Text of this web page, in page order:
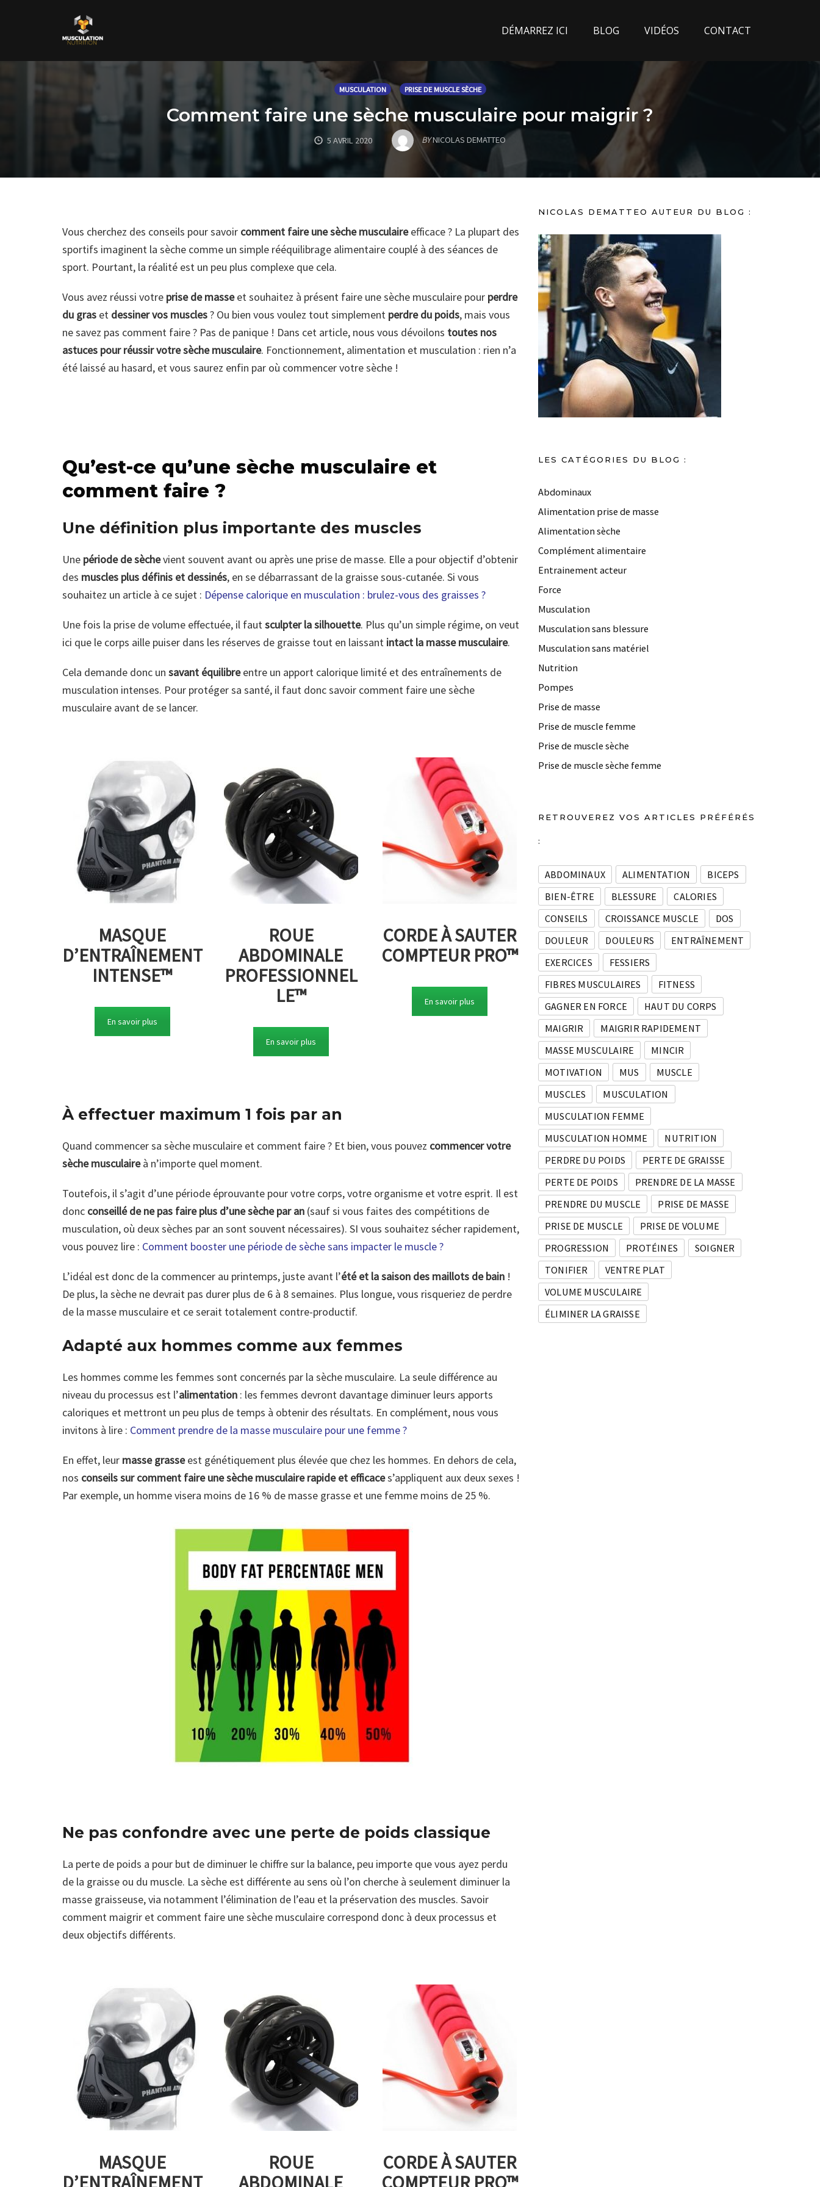
DÉMARREZ ICI BLOG VIDÉOS CONTACT
MUSCULATION PRISE DE MUSCLE SÈCHE
Comment faire une sèche musculaire pour maigrir ?
5 AVRIL 2020 BYNICOLAS DEMATTEO
Vous cherchez des conseils pour savoir comment faire une sèche musculaireefficace ? La plupart des
sportifs imaginent la sèche comme un simple rééquilibrage alimentaire couplé à des séances de
sport. Pourtant, la réalité est un peu plus complexe que cela.
Vous avez réussi votre prise de masseet souhaitez à présent faire une sèche musculaire pour perdre
du gras et dessiner vos muscles? Ou bien vous voulez tout simplement perdre du poids, mais vous
ne savez pas comment faire ? Pas de panique ! Dans cet article, nous vous dévoilons toutes nos
astuces pour réussir votre sèche musculaire. Fonctionnement, alimentation et musculation : rien n’a
été laissé au hasard, et vous saurez enfin par où commencer votre sèche !
Qu’est-ce qu’une sèche musculaire et
comment faire ?
Une définition plus importante des muscles
Une période de sèchevient souvent avant ou après une prise de masse. Elle a pour objectif d’obtenir
des muscles plus définis et dessinés, en se débarrassant de la graisse sous-cutanée. Si vous
souhaitez un article à ce sujet : Dépense calorique en musculation : brulez-vous des graisses ?
Une fois la prise de volume effectuée, il fautsculpter la silhouette. Plus qu’un simple régime, on veut
ici que le corps aille puiser dans les réserves de graisse tout en laissant intact la masse musculaire.
Cela demande donc un savant équilibreentre un apport calorique limité et des entraînements de
musculation intenses. Pour protéger sa santé, il faut donc savoir comment faire une sèche
musculaire avant de se lancer.
MASQUE
D’ENTRAÎNEMENT
INTENSE™
En savoir plus
ROUE
ABDOMINALE
PROFESSIONNEL
LE™
En savoir plus
CORDE À SAUTER
COMPTEUR PRO™
En savoir plus
À effectuer maximum 1 fois par an
Quand commencer sa sèche musculaire et comment faire ? Et bien, vous pouvez commencer votre
sèche musculaireà n’importe quel moment.
Toutefois, il s’agit d’une période éprouvante pour votre corps, votre organisme et votre esprit. Il est
donc conseillé de ne pas faire plus d’une sèche par an (sauf si vous faites des compétitions de
musculation, où deux sèches par an sont souvent nécessaires). SI vous souhaitez sécher rapidement,
vous pouvez lire : Comment booster une période de sèche sans impacter le muscle ?
L’idéal est donc de la commencer au printemps, juste avant l’été et la saison des maillots de bain !
De plus, la sèche ne devrait pas durer plus de 6 à 8 semaines. Plus longue, vous risqueriez de perdre
de la masse musculaire et ce serait totalement contre-productif.
Adapté aux hommes comme aux femmes
Les hommes comme les femmes sont concernés par la sèche musculaire. La seule différence au
niveau du processus est l’alimentation : les femmes devront davantage diminuer leurs apports
caloriques et mettront un peu plus de temps à obtenir des résultats. En complément, nous vous
invitons à lire : Comment prendre de la masse musculaire pour une femme ?
En effet, leur masse grasseest génétiquement plus élevée que chez les hommes. En dehors de cela,
nos conseils sur comment faire une sèche musculaire rapide et efficaces’appliquent aux deux sexes !
Par exemple, un homme visera moins de 16 % de masse grasse et une femme moins de 25 %.
Ne pas confondre avec une perte de poids classique
La perte de poids a pour but de diminuer le chiffre sur la balance, peu importe que vous ayez perdu
de la graisse ou du muscle. La sèche est différente au sens où l’on cherche à seulement diminuer la
masse graisseuse, via notamment l’élimination de l’eau et la préservation des muscles. Savoir
comment maigrir et comment faire une sèche musculaire correspond donc à deux processus et
deux objectifs différents.
MASQUE
D’ENTRAÎNEMENT
ROUE
ABDOMINALE
CORDE À SAUTER
COMPTEUR PRO™
NICOLAS DEMATTEO AUTEUR DU BLOG :
LES CATÉGORIES DU BLOG :
Abdominaux
Alimentation prise de masse
Alimentation sèche
Complément alimentaire
Entrainement acteur
Force
Musculation
Musculation sans blessure
Musculation sans matériel
Nutrition
Pompes
Prise de masse
Prise de muscle femme
Prise de muscle sèche
Prise de muscle sèche femme
RETROUVEREZ VOS ARTICLES PRÉFÉRÉS
:
ABDOMINAUX ALIMENTATION
BICEPS
BIEN-ÊTRE
BLESSURE
CALORIES
CONSEILS
CROISSANCE MUSCLE
DOS
DOULEUR
DOULEURS
ENTRAÎNEMENT
EXERCICES
FESSIERS
FIBRES MUSCULAIRES
FITNESS
GAGNER EN FORCE
HAUT DU CORPS
MAIGRIR
MAIGRIR RAPIDEMENT
MASSE MUSCULAIRE
MINCIR
MOTIVATION
MUS
MUSCLE
MUSCLES
MUSCULATION
MUSCULATION FEMME
MUSCULATION HOMME
NUTRITION
PERDRE DU POIDS
PERTE DE GRAISSE
PERTE DE POIDS
PRENDRE DE LA MASSE
PRENDRE DU MUSCLE
PRISE DE MASSE
PRISE DE MUSCLE
PRISE DE VOLUME
PROGRESSION
PROTÉINES
SOIGNER
TONIFIER
VENTRE PLAT
VOLUME MUSCULAIRE
ÉLIMINER LA GRAISSE